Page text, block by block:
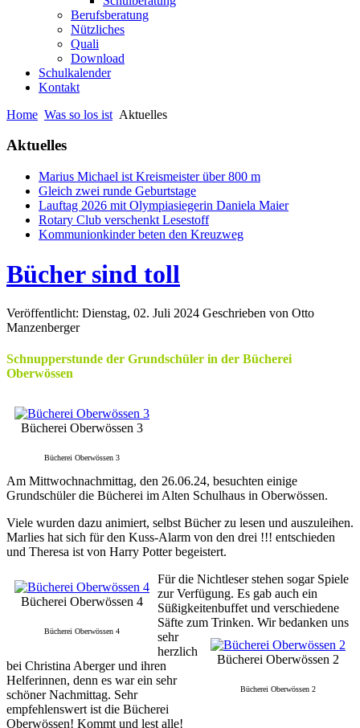
Berufsberatung
Nützliches
Quali
Download
Schulkalender
Kontakt
Home Was so los ist Aktuelles
Aktuelles
Marius Michael ist Kreismeister über 800 m
Gleich zwei runde Geburtstage
Lauftag 2026 mit Olympiasiegerin Daniela Maier
Rotary Club verschenkt Lesestoff
Kommunionkinder beten den Kreuzweg
Bücher sind toll
Veröffentlicht: Dienstag, 02. Juli 2024 Geschrieben von Otto
Manzenberger
Schnupperstunde der Grundschüler in der Bücherei
Oberwössen
Bücherei Oberwössen 3
Bücherei Oberwössen 3
Am Mittwochnachmittag, den 26.06.24, besuchten einige
Grundschüler die Bücherei im Alten Schulhaus in Oberwössen.
Viele wurden dazu animiert, selbst Bücher zu lesen und auszuleihen.
Marlies hat sich für den Kuss-Alarm von den drei !!! entschieden
und Theresa ist von Harry Potter begeistert.
Bücherei Oberwössen 4
Bücherei Oberwössen 4
Für die Nichtleser stehen sogar Spiele
zur Verfügung. Es gab auch ein
Süßigkeitenbuffet und verschiedene
Säfte zum Trinken.
Bücherei Oberwössen 2
Bücherei Oberwössen 2
Wir bedanken uns
sehr
herzlich
bei Christina Aberger und ihren
Helferinnen, denn es war ein sehr
schöner Nachmittag. Sehr
empfehlenswert ist die Bücherei
Oberwössen! Kommt und lest alle!